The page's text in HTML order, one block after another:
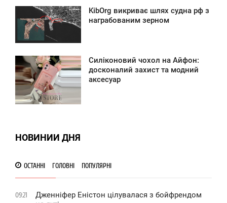
KibOrg викриває шлях судна рф з
награбованим зерном
Силіконовий чохол на Айфон:
досконалий захист та модний
аксесуар
НОВИНИИ ДНЯ
ОСТАННІ ГОЛОВНІ ПОПУЛЯРНІ
09:21
Дженніфер Еністон цілувалася з бойфрендом